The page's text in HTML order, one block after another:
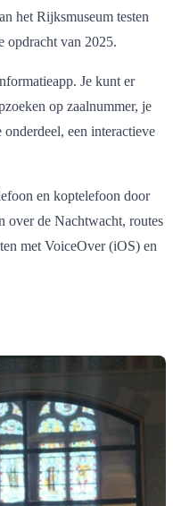
het Rijksmuseum testen
opdracht van 2025.
Je kunt er
op zaalnummer, je
onderdeel, een interactieve
en koptelefoon door
over de Nachtwacht, routes
met VoiceOver (iOS) en